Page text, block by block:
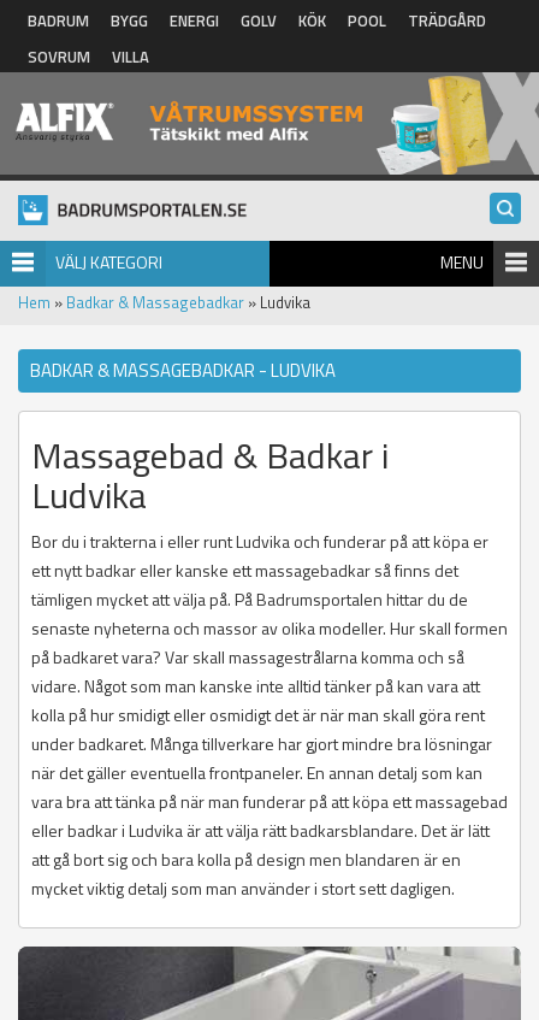
Hoppa till huvudinnehåll
BADRUM BYGG ENERGI GOLV KÖK POOL
TRÄDGÅRD
SOVRUM
VILLA
VÄLJ KATEGORI MENU
Hem » Badkar & Massagebadkar » Ludvika
BADKAR & MASSAGEBADKAR - LUDVIKA
Massagebad & Badkar i
Ludvika
Bor du i trakterna i eller runt Ludvika och funderar på att köpa er
ett nytt badkar eller kanske ett massagebadkar så finns det
tämligen mycket att välja på. På Badrumsportalen hittar du de
senaste nyheterna och massor av olika modeller. Hur skall formen
på badkaret vara? Var skall massagestrålarna komma och så
vidare. Något som man kanske inte alltid tänker på kan vara att
kolla på hur smidigt eller osmidigt det är när man skall göra rent
under badkaret. Många tillverkare har gjort mindre bra lösningar
när det gäller eventuella frontpaneler. En annan detalj som kan
vara bra att tänka på när man funderar på att köpa ett massagebad
eller badkar i Ludvika är att välja rätt badkarsblandare. Det är lätt
att gå bort sig och bara kolla på design men blandaren är en
mycket viktig detalj som man använder i stort sett dagligen.